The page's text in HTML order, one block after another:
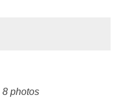
8 photos